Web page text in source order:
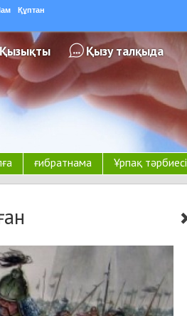
Құптан
Қызықты Қызу талқыда
ғибратнама Ұрпақ тәрбиесі